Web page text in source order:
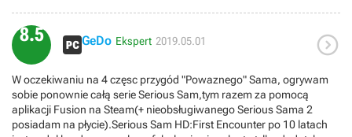
5h na poziomie normalnym, zwykle kończe gry bez trainerów ale
tutaj musiałem pobrać i licząc użyłem pełnie zdrowia 21 razy oraz
daj wszystkie przedmioty aż trzy razy, trochę ciężko mi się grało ale
za to bardzo przyjemnie - ktoś powie, no to czemu nie zacząłeś grać
na bardzo łatwym poziomie skoro Ci było trudno? Otóż dlatego, że
przez pierwszą godzine grało się nie najtrudniej, a potem już liczba
wrogów wzrosła i troszke ciężko było, ale nie tragicznie i nie
chciałem zaczynać od początku bo byłoby 1h w plecy. Muzyka w
8.5 GeDo Ekspert 2019.05.01 
W oczekiwaniu na 4 częsc przygód "Powaznego" Sama, ogrywam
sobie ponownie całą serie Serious Sam,tym razem za pomocą
aplikacji Fusion na Steam(+ nieobsługiwanego Serious Sama 2
posiadam na płycie).Serious Sam HD:First Encounter po 10 latach